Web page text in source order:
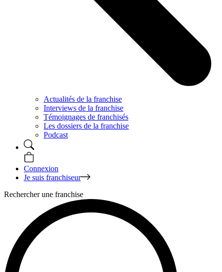
Actualités de la franchise
Interviews de la franchise
Témoignages de franchisés
Les dossiers de la franchise
Podcast
Connexion
Je suis franchiseur
Rechercher une franchise